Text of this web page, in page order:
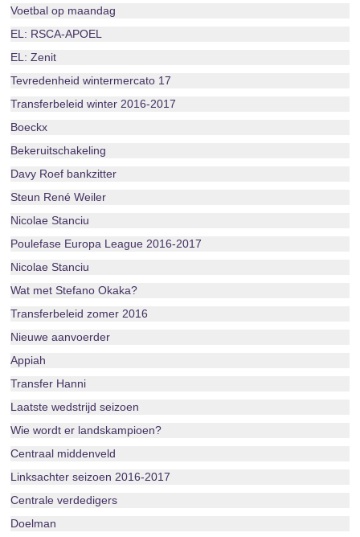
Voetbal op maandag
EL: RSCA-APOEL
EL: Zenit
Tevredenheid wintermercato 17
Transferbeleid winter 2016-2017
Boeckx
Bekeruitschakeling
Davy Roef bankzitter
Steun René Weiler
Nicolae Stanciu
Poulefase Europa League 2016-2017
Nicolae Stanciu
Wat met Stefano Okaka?
Transferbeleid zomer 2016
Nieuwe aanvoerder
Appiah
Transfer Hanni
Laatste wedstrijd seizoen
Wie wordt er landskampioen?
Centraal middenveld
Linksachter seizoen 2016-2017
Centrale verdedigers
Doelman